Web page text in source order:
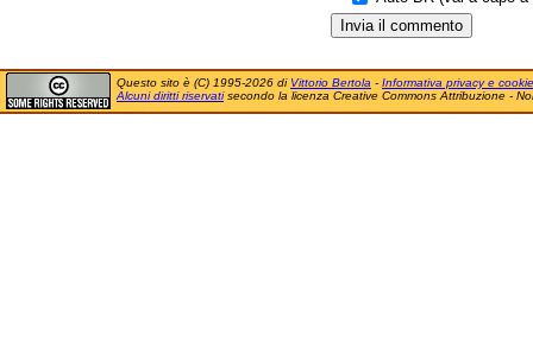
Questo sito è (C) 1995-2026 di Vittorio Bertola - Informativa privacy e cookie
Alcuni diritti riservatisecondo la licenza Creative Commons Attribuzione -